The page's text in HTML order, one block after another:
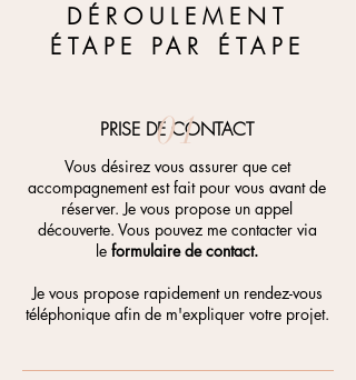
DÉROULEMENT
ÉTAPE PAR ÉTAPE
PRISE DE CONTACT
01
Vous désirez vous assurer que cet
accompagnement est fait pour vous avant de
réserver. Je vous propose un appel
découverte. Vous pouvez me contacter via
le formulaire de contact.
Je vous propose rapidement un rendez-vous
téléphonique afin de m'expliquer votre projet.